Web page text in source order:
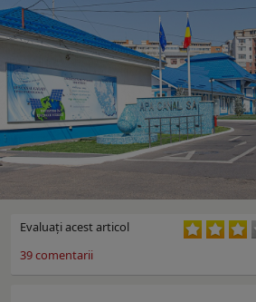
Evaluaţi acest articol
39comentarii